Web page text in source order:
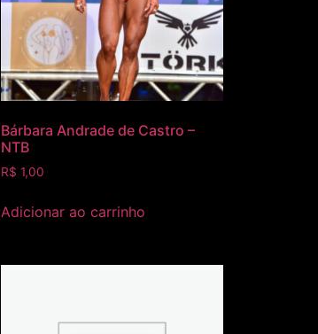
Bárbara Andrade de Castro –
NTB
R$ 1,00
Adicionar ao carrinho